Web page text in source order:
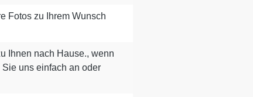
Fotos zu Ihrem Wunsch
Ihnen nach Hause., wenn
uns einfach an oder